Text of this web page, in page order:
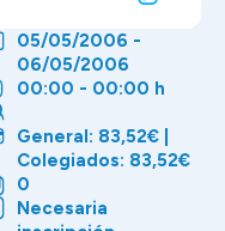
05/05/2006 -
06/05/2006
00:00 - 00:00 h
General: 83,52€ |
Colegiados: 83,52€
0
Necesaria